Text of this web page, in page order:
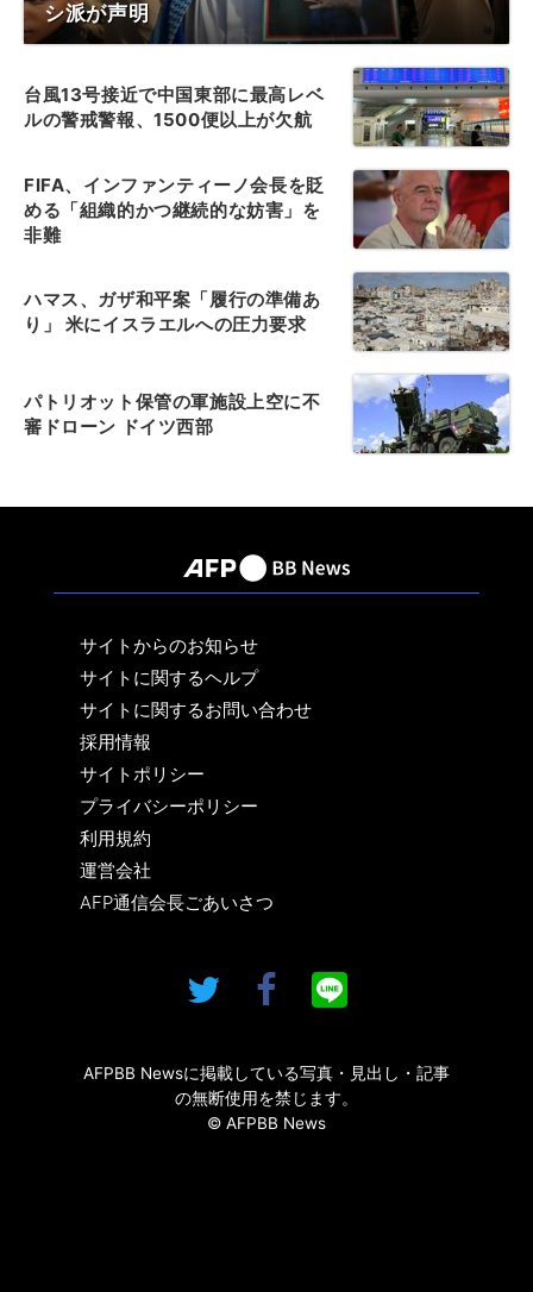
シ派が声明
台風13号接近で中国東部に最高レベ
ルの警戒警報、1500便以上が欠航
FIFA、インファンティーノ会長を貶
める「組織的かつ継続的な妨害」を
非難
ハマス、ガザ和平案「履行の準備あ
り」 米にイスラエルへの圧力要求
パトリオット保管の軍施設上空に不
審ドローン ドイツ西部
サイトからのお知らせ
サイトに関するヘルプ
サイトに関するお問い合わせ
採用情報
サイトポリシー
プライバシーポリシー
利用規約
運営会社
AFP通信会長ごあいさつ
AFPBB Newsに掲載している写真・見出し・記事
の無断使用を禁じます。
© AFPBB News